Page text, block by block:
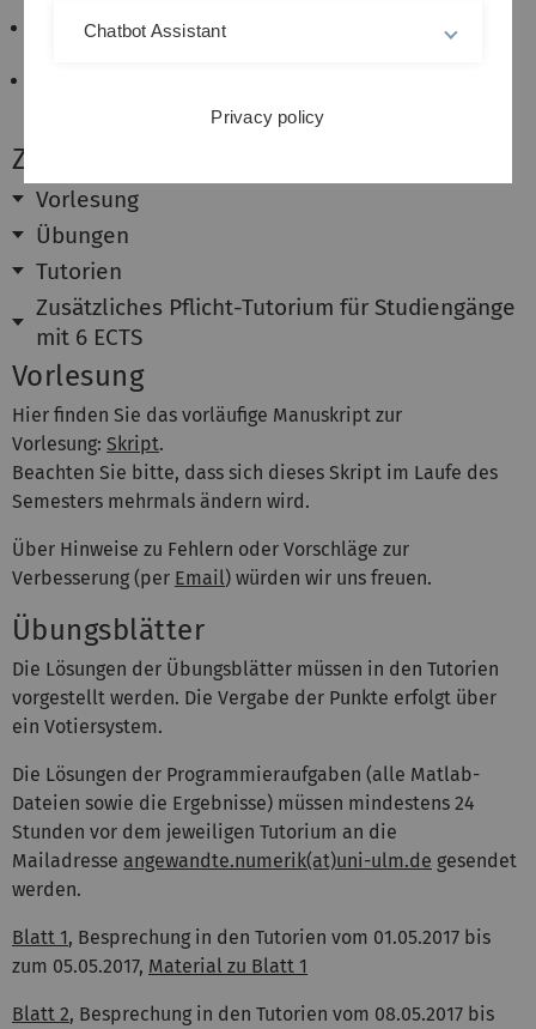
die Voraussetzungen für Vorlesungen der Anwender
Zeiten
Vorlesung
Übungen
Tutorien
Zusätzliches Pflicht-Tutorium für Studiengänge
mit 6 ECTS
Vorlesung
Hier finden Sie das vorläufige Manuskript zur
Vorlesung: Skript.
Beachten Sie bitte, dass sich dieses Skript im Laufe des
Semesters mehrmals ändern wird.
Über Hinweise zu Fehlern oder Vorschläge zur
Verbesserung (per Email) würden wir uns freuen.
Übungsblätter
Die Lösungen der Übungsblätter müssen in den Tutorien
vorgestellt werden. Die Vergabe der Punkte erfolgt über
ein Votiersystem.
Die Lösungen der Programmieraufgaben (alle Matlab-
Dateien sowie die Ergebnisse) müssen mindestens 24
Stunden vor dem jeweiligen Tutorium an die
Mailadresse angewandte.numerik(at)uni-ulm.de gesendet
werden.
Blatt 1, Besprechung in den Tutorien vom 01.05.2017 bis
zum 05.05.2017, Material zu Blatt 1
Blatt 2, Besprechung in den Tutorien vom 08.05.2017 bis
Chatbot Assistant
Privacy policy